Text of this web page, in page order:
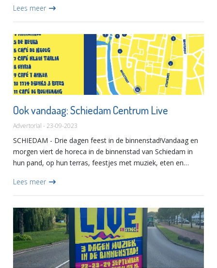
september...
Lees meer
Ook vandaag: Schiedam Centrum Live
Advertorial - 23-09-2023
SCHIEDAM - Drie dagen feest in de binnenstad!Vandaag en
morgen viert de horeca in de binnenstad van Schiedam in
hun pand, op hun terras, feestjes met muziek, eten en
horecaondernem...
Lees meer